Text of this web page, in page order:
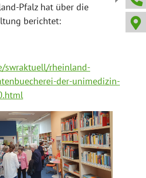
Pfalz hat über die
berichtet:
swraktuell/rheinland-
der-unimedizin-